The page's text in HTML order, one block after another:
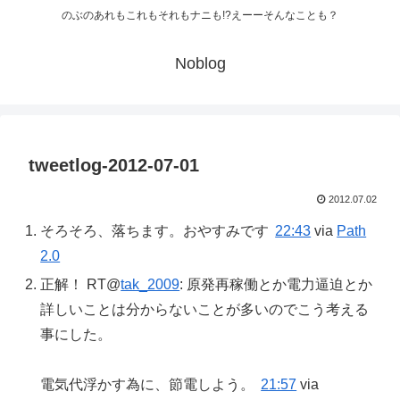
のぶのあれもこれもそれもナニも!?えーーそんなことも？
Noblog
tweetlog-2012-07-01
2012.07.02
そろそろ、落ちます。おやすみです 22:43 via Path
2.0
正解！ RT@tak_2009: 原発再稼働とか電力逼迫とか
詳しいことは分からないことが多いのでこう考える
事にした。
電気代浮かす為に、節電しよう。 21:57 via